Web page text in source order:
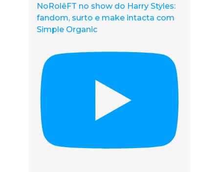
NoRolêFT no show do Harry Styles:
fandom, surto e make intacta com
Simple Organic